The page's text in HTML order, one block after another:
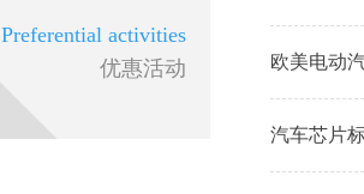
Preferential activities
优惠活动
欧美电动
汽车芯片